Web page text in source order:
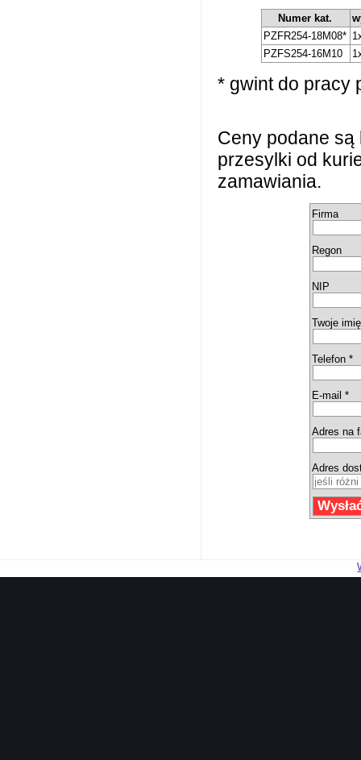
Numer kat.
PZFR254-18M08*
PZFS254-16M10
* gwint do pracy
Ceny podane są
przesylki od
zamawiania.
Firma
Regon
NIP
Twoje
Telefon *
E-mail *
Adres na
Adres